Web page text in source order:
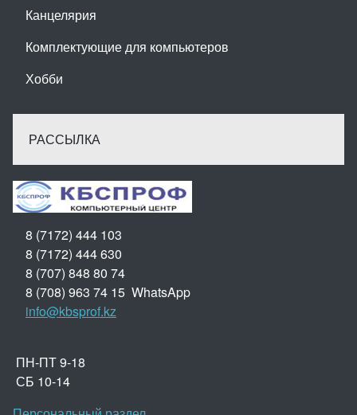
Канцелярия
Комплектующие для компьютеров
Хобби
РАССЫЛКА
8 (7172) 444 103
8 (7172) 444 630
8 (707) 848 80 74
8 (708) 963 74 15 WhatsApp
info@kbsprof.kz
ПН-ПТ 9-18
СБ 10-14